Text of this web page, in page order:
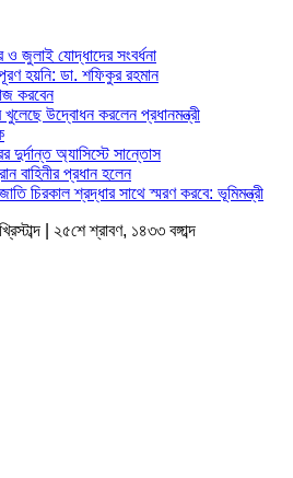
ও জুলাই যোদ্ধাদের সংবর্ধনা
হয়নি: ডা. শফিকুর রহমান
করবেন
উদ্বোধন করলেন প্রধানমন্ত্রী
দুর্দান্ত অ্যাসিস্টে সান্তোস
বাহিনীর প্রধান হলেন
চিরকাল শ্রদ্ধার সাথে স্মরণ করবে: ভূমিমন্ত্রী
| ২৫শে শ্রাবণ, ১৪৩৩ বঙ্গাব্দ